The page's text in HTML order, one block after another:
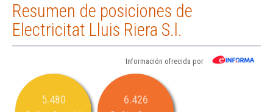
Resumen de posiciones de
Electricitat Lluis Riera S.l.
Información ofrecida por
5.480 6.426